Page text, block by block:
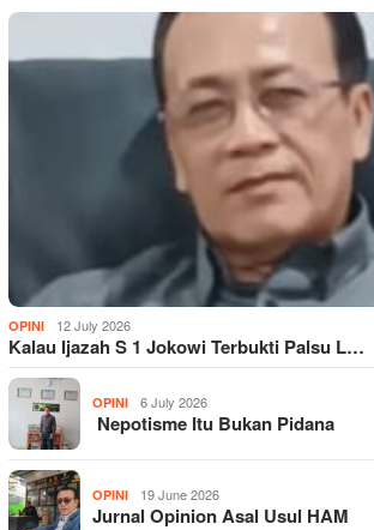
OPINI 12 July 2026
Kalau Ijazah S 1 Jokowi Terbukti Palsu L…
OPINI 6 July 2026
Nepotisme Itu Bukan Pidana
OPINI 19 June 2026
Jurnal Opinion Asal Usul HAM